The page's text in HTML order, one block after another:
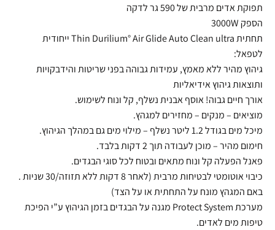
תפוקת אדים מרבית של 590 גר לדקה
הספק 3000W
תחתית Thin Durilium° Air Glide Auto Clean ultra ייחודית
לטפאל:
גיהוץ מהיר ללא מאמץ, עמידות גבוהה בפני שריטות והידבקויות
ותוצאות גיהוץ אידיאליות
אורך חיים גבוה! אוסף אבנית נשלף, קל ונוח לשימוש.
מוציאים – מנקים – מחזירים למגהץ.
מיכל מים בגודל 1.2 ליטר נשלף – מילוי מים גם במהלך הגיהוץ.
חימום מהיר – מוכן לעבודה תוך 2 דקות בלבד.
פאנל הפעלה קל ונוח מתאים ובטוח לכל סוגי הבגדים.
כיבוי אוטומטי לבטיחות מרבית (לאחר 8 דקות ללא תזוזה/30 שניות .
באם המגהץ מונח על התחתית או על הצד)
מערכת Protect System מגנה על הבגדים בזמן הגיהוץ ע”י הפיכת
טיפות מים לאדים.